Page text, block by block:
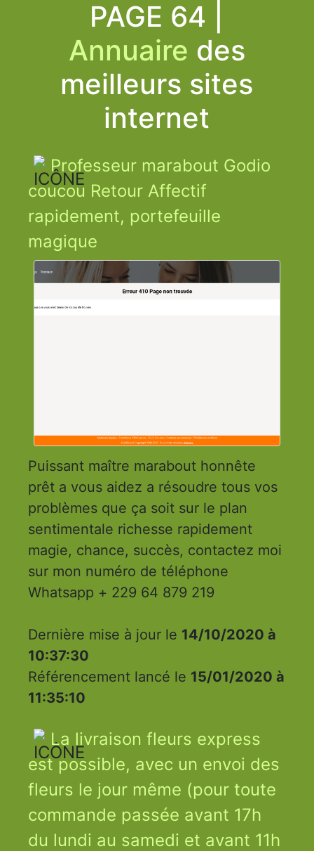
PAGE 64 |
Annuaire des
meilleurs sites
internet
Professeur marabout Godio
coucou Retour Affectif
rapidement, portefeuille
magique
Puissant maître marabout honnête
prêt a vous aidez a résoudre tous vos
problèmes que ça soit sur le plan
sentimentale richesse rapidement
magie, chance, succès, contactez moi
sur mon numéro de téléphone
Whatsapp + 229 64 879 219
Dernière mise à jour le 14/10/2020 à
10:37:30
Référencement lancé le 15/01/2020 à
11:35:10
La livraison fleurs express
est possible, avec un envoi des
fleurs le jour même (pour toute
commande passée avant 17h
du lundi au samedi et avant 11h